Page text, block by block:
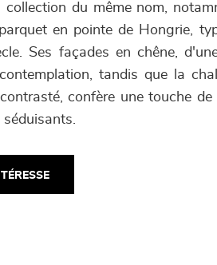
du même nom,
en pointe de Hongrie,
Ses façades en chêne,
tandis que la
confère une touche de